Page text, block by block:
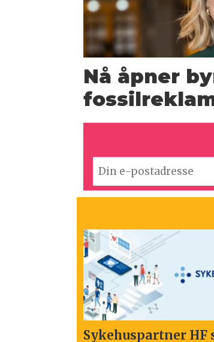
Nå åpner
Sykehuspartner HF